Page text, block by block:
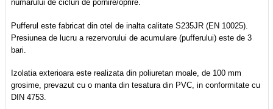
numarului de cicluri de pornire/oprire.
Pufferul este fabricat din otel de inalta calitate S235JR (EN 10025).
Presiunea de lucru a rezervorului de acumulare(pufferului) este de 3
bari.
Izolatia exterioara este realizata din poliuretan moale, de 100 mm
grosime, prevazut cu o manta din tesatura din PVC, inconformitate cu
DIN 4753.